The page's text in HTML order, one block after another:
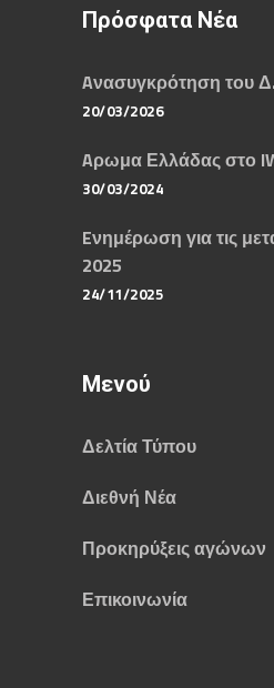
Πρόσφατα Νέα
Aνασυγκρότηση του
20/03/2026
Aρωμα Ελλάδας στο
30/03/2024
Eνημέρωση για τις
2025
24/11/2025
Μενού
Δελτία Τύπου
Διεθνή Νέα
Προκηρύξεις αγώνων
Επικοινωνία